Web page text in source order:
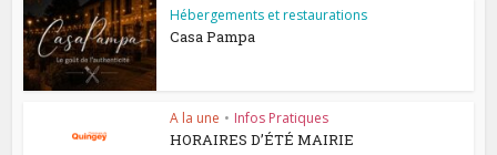
Hébergements et restaurations
Casa Pampa
A la une • Infos Pratiques
HORAIRES D’ÉTÉ MAIRIE